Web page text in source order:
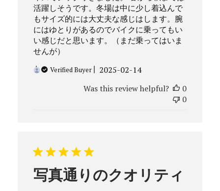
活躍しそうです。冬場は中に少し着込んで
もサイズ的には大丈夫な感じはします。腕
にはゆとりがあるのでバイクに乗ってもい
い感じだと思います。（まだ乗ってはいま
せんが）
Verified Buyer
Published
2025-02-14
Was this review helpful?
0
0
写真通りのクオリティ